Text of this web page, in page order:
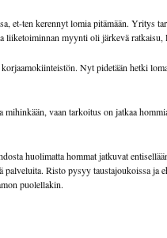
et-ten kerennyt lomia pitämään. Yritys
liiketoiminnan myynti oli järkevä ratkaisu,
Nyt pidetään hetki
mihinkään, vaan tarkoitus on jatkaa
huolimatta hommat jatkuvat
palveluita. Risto pysyy taustajoukoissa ja
puolellakin.